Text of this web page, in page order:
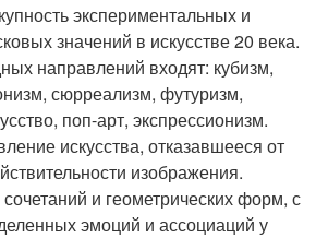
экспериментальных и
значений в искусстве 20 века.
направлений входят: кубизм,
сюрреализм, футуризм,
поп-арт, экспрессионизм.
искусства, отказавшееся от
изображения.
и геометрических форм, с
эмоций и ассоциаций у